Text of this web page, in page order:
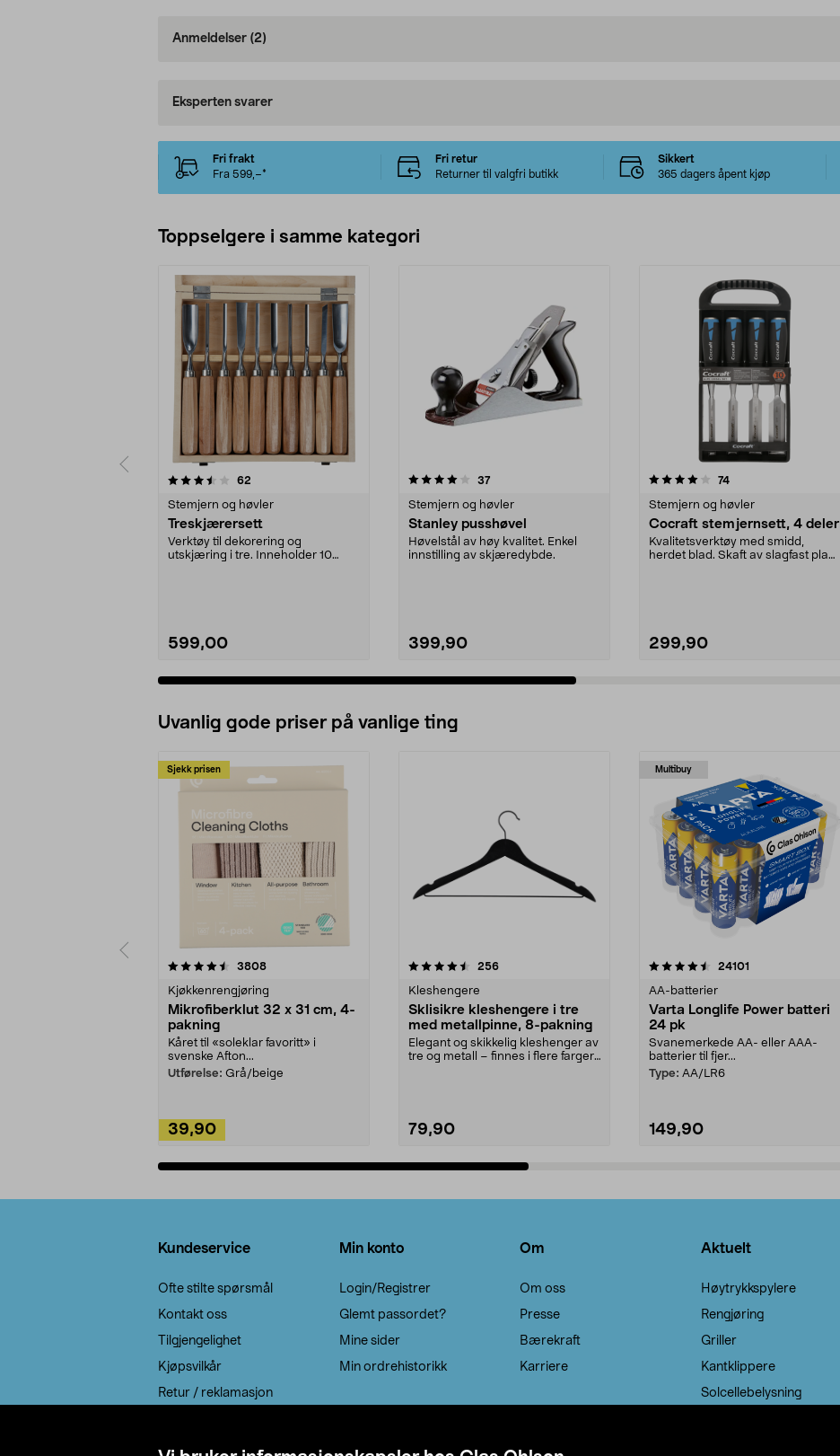
Anmeldelser (2)
Eksperten svarer
Fri frakt
Fra 599,–*
Fri retur
Returner til valgfri butikk
Sikkert
365 dagers åpent kjøp
Toppselgere i samme kategori
62
Stemjern og høvler
Treskjærersett
Verktøy til dekorering og
utskjæring i tre. Inneholder 10
599,00
4.0 av 5 stjerner 37anmeldelser
Stemjern og høvler
Stanley pusshøvel
Høvelstål av høy kvalitet. Enkel
innstilling av skjæredybde.
399,90
4.0 av 5 stjerner 74anmeldelser
Stemjern og høvler
Cocraft stemjernsett, 4 deler
Kvalitetsverktøy med smidd,
herdet blad. Skaft av slagfast plast
299,90
4.5 av 5 stjerner
Uvanlig gode priser på vanlige ting
Sjekk prisen
3808anmeldelser
Kjøkkenrengjøring
Mikrofiberklut 32 x 31 cm, 4-
pakning
Kåret til «soleklar favoritt» i
svenske Afton...
Utførelse: Grå/beige
39,90
4.5av 5 stjerner 256anmeldelser
Kleshengere
Sklisikre kleshengere i tre
med metallpinne, 8-pakning
Elegant og skikkelig kleshenger av
tre og metall – finnes i flere farger.
79,90
Multibuy
4.5av 5 stjerner 24101
AA-batterier
Varta Longlife Power batteri
24 pk
Svanemerkede AA- eller AAA-
batterier til fjer...
Type: AA/LR6
149,90
4.5av 5 stjerner
Kundeservice
Ofte stilte spørsmål
Kontakt oss
Tilgjengelighet
Kjøpsvilkår
Retur / reklamasjon
Min konto
Login/Registrer
Glemt passordet?
Mine sider
Min ordrehistorikk
Om
Om oss
Presse
Bærekraft
Karriere
Aktuelt
Høytrykkspylere
Rengjøring
Griller
Kantklippere
Solcellebelysning